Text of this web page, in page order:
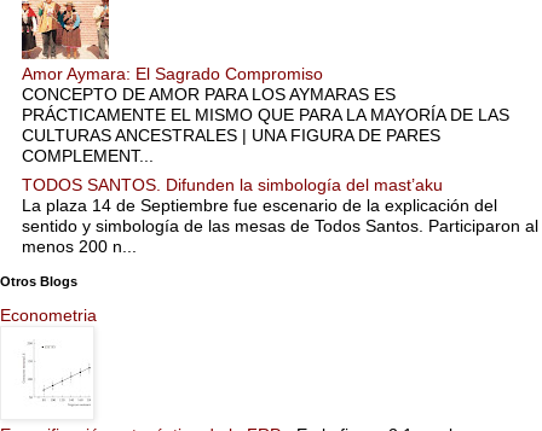
Amor Aymara: El Sagrado Compromiso
CONCEPTO DE AMOR PARA LOS AYMARAS ES
PRÁCTICAMENTE EL MISMO QUE PARA LA MAYORÍA DE LAS
CULTURAS ANCESTRALES | UNA FIGURA DE PARES
COMPLEMENT...
TODOS SANTOS. Difunden la simbología del mast’aku
La plaza 14 de Septiembre fue escenario de la explicación del
sentido y simbología de las mesas de Todos Santos. Participaron al
menos 200 n...
Otros Blogs
Econometria